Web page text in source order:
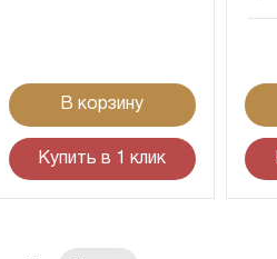
В корзину
Купить в 1 клик